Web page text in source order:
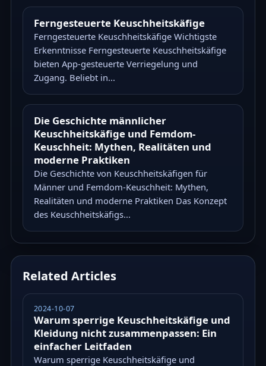
Ferngesteuerte Keuschheitskäfige
Ferngesteuerte Keuschheitskäfige Wichtigste
Erkenntnisse Ferngesteuerte Keuschheitskäfige
bieten App-gesteuerte Verriegelung und
Zugang. Beliebt in...
Die Geschichte männlicher
Keuschheitskäfige und Femdom-
Keuschheit: Mythen, Realitäten und
moderne Praktiken
Die Geschichte von Keuschheitskäfigen für
Männer und Femdom-Keuschheit: Mythen,
Realitäten und moderne Praktiken Das Konzept
des Keuschheitskäfigs...
Related Articles
2024-10-07
Warum sperrige Keuschheitskäfige und
Kleidung nicht zusammenpassen: Ein
einfacher Leitfaden
Warum sperrige Keuschheitskäfige und